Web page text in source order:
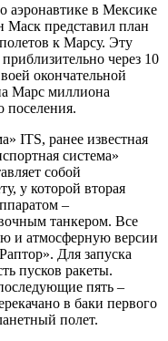
аэронавтике в Мексике
Маск представил план
к Марсу. Эту
через 10
окончательной
Марс миллиона
поселения.
ITS, ранее известная
система»
собой
у которой вторая
–
танкером. Все
и атмосферную версии
Для запуска
пусков ракеты.
пять –
в баки первого
полет.